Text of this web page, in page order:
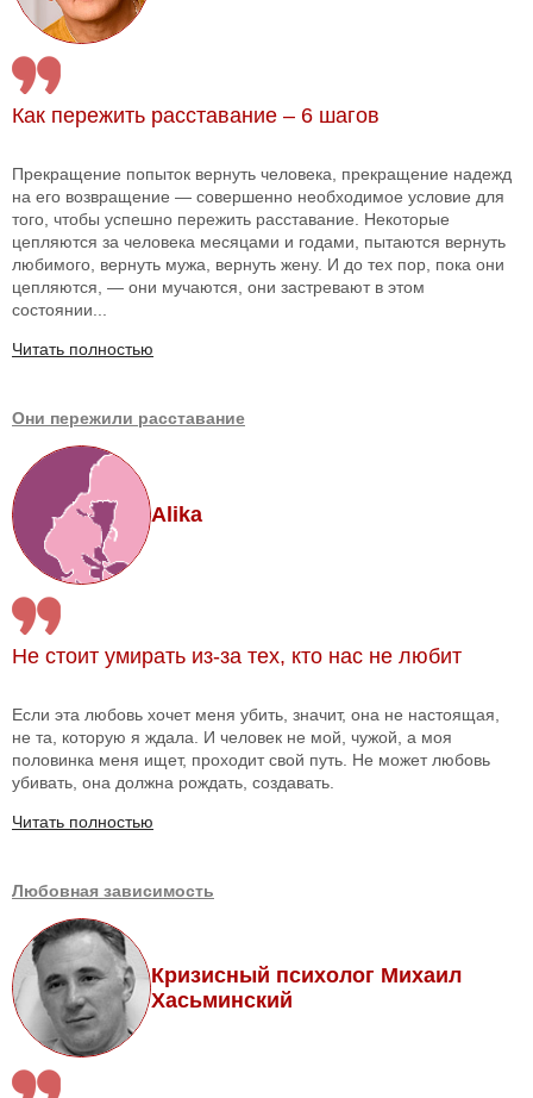
Как пережить расставание – 6 шагов
Прекращение попыток вернуть человека, прекращение надежд
на его возвращение — совершенно необходимое условие для
того, чтобы успешно пережить расставание. Некоторые
цепляются за человека месяцами и годами, пытаются вернуть
любимого, вернуть мужа, вернуть жену. И до тех пор, пока они
цепляются, — они мучаются, они застревают в этом
состоянии...
Читать полностью
Они пережили расставание
Alika
Не стоит умирать из-за тех, кто нас не любит
Если эта любовь хочет меня убить, значит, она не настоящая,
не та, которую я ждала. И человек не мой, чужой, а моя
половинка меня ищет, проходит свой путь. Не может любовь
убивать, она должна рождать, создавать.
Читать полностью
Любовная зависимость
Кризисный психолог Михаил
Хасьминский